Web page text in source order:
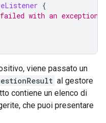
{
with an exception
viene passato un
al gestore
contiene un elenco di
che puoi presentare